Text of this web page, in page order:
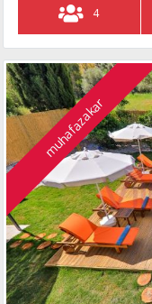
4
muhafazakar